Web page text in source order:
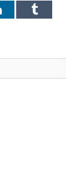
LinkedInTumblr